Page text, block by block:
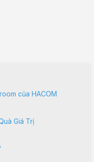
của HACOM
Giá Trị